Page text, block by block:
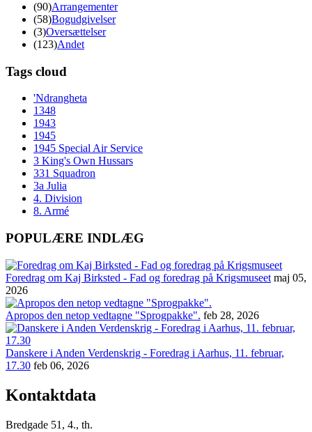
(90)Arrangementer
(58)Bogudgivelser
(3)Oversættelser
(123)Andet
Tags cloud
'Ndrangheta
1348
1943
1945
1945 Special Air Service
3 King's Own Hussars
331 Squadron
3a Julia
4. Division
8. Armé
POPULÆRE INDLÆG
Foredrag om Kaj Birksted - Fad og foredrag på Krigsmuseet maj 05,
2026
Apropos den netop vedtagne "Sprogpakke". feb 28, 2026
Danskere i Anden Verdenskrig - Foredrag i Aarhus, 11. februar,
17.30 feb 06, 2026
Kontaktdata
Bredgade 51, 4., th.